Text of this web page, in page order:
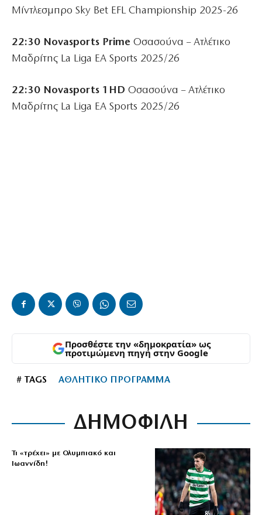
Μίντλεσμπρο Sky Bet EFL Championship 2025-26
22:30 Novasports Prime Οσασούνα – Ατλέτικο
Μαδρίτης La Liga EA Sports 2025/26
22:30 Novasports 1HD Οσασούνα – Ατλέτικο
Μαδρίτης La Liga EA Sports 2025/26
Προσθέστε την «δημοκρατία» ως
προτιμώμενη πηγή στην Google
# TAGS ΑΘΛΗΤΙΚΟ ΠΡΟΓΡΑΜΜΑ
ΔΗΜΟΦΙΛΗ
Τι «τρέχει» με Ολυμπιακό και
Ιωαννίδη!